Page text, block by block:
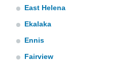
East Helena
Ekalaka
Ennis
Fairview